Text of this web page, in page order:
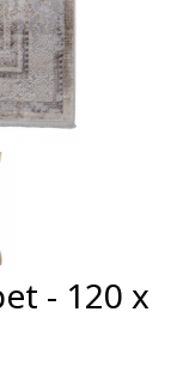
- 120 x